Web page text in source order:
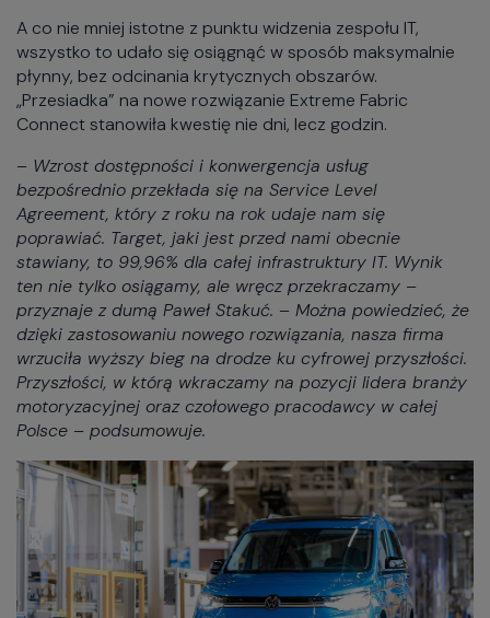
A co nie mniej istotne z punktu widzenia zespołu IT,
wszystko to udało się osiągnąć w sposób maksymalnie
płynny, bez odcinania krytycznych obszarów.
„Przesiadka” na nowe rozwiązanie Extreme Fabric
Connect stanowiła kwestię nie dni, lecz godzin.
– Wzrost dostępności i konwergencja usług
bezpośrednio przekłada się na Service Level
Agreement, który z roku na rok udaje nam się
poprawiać. Target, jaki jest przed nami obecnie
stawiany, to 99,96% dla całej infrastruktury IT. Wynik
ten nie tylko osiągamy, ale wręcz przekraczamy –
przyznaje z dumą Paweł Stakuć. – Można powiedzieć, że
dzięki zastosowaniu nowego rozwiązania, nasza firma
wrzuciła wyższy bieg na drodze ku cyfrowej przyszłości.
Przyszłości, w którą wkraczamy na pozycji lidera branży
motoryzacyjnej oraz czołowego pracodawcy w całej
Polsce – podsumowuje.